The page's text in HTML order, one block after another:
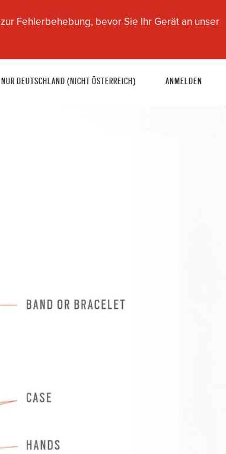
zur Fehlerbehebung, bevor Sie Ihr Gerät an unser
NUR DEUTSCHLAND (NICHT ÖSTERREICH) ANMELDEN